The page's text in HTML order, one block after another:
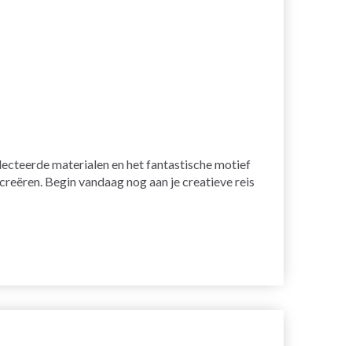
materialen en het fantastische motief
Begin vandaag nog aan je creatieve reis